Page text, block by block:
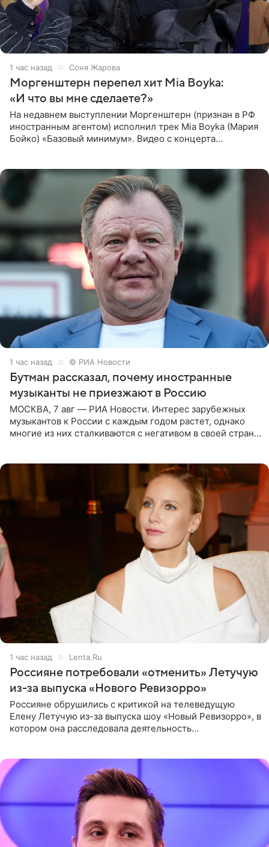
1 час назад Соня Жарова
Моргенштерн перепел хит Mia Boyka:
«И что вы мне сделаете?»
На недавнем выступлении Моргенштерн (признан в РФ
иностранным агентом) исполнил трек Mia Boyka (Мария
Бойко) «Базовый минимум». Видео с концерта
1 час назад © РИА Новости
Бутман рассказал, почему иностранные
музыканты не приезжают в Россию
МОСКВА, 7 авг — РИА Новости. Интерес зарубежных
музыкантов к России с каждым годом растет, однако
многие из них сталкиваются с негативом в своей стране
1 час назад Lenta.Ru
Россияне потребовали «отменить» Летучую
из-за выпуска «Нового Ревизорро»
Россияне обрушились с критикой на телеведущую
Елену Летучую из-за выпуска шоу «Новый Ревизорро», в
котором она расследовала деятельность